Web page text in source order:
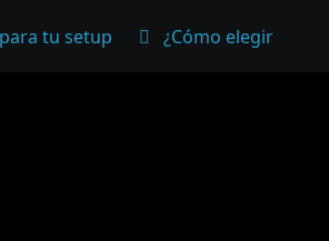
tu setup ¿Cómo elegir un